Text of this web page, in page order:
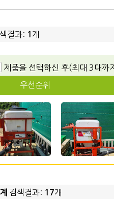
결과: 1 개
제품을 선택하신 후(최대 3대까
우선순위
검색결과: 17개